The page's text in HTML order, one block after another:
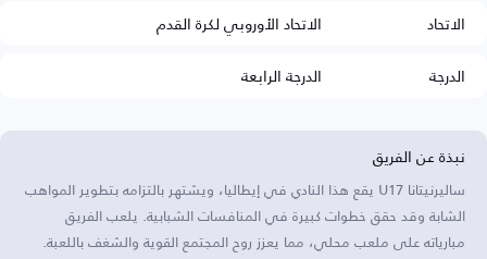
الاتحاد
الاتحاد الأوروبي لكرة القدم
الدرجة
الدرجة الرابعة
نبذة عن الفريق
ساليرنيتانا U17 يقع هذا النادي في إيطاليا، ويشتهر بالتزامه بتطوير المواهب
الشابة وقد حقق خطوات كبيرة في المنافسات الشبابية. يلعب الفريق
مبارياته على ملعب محلي، مما يعزز روح المجتمع القوية والشغف باللعبة.